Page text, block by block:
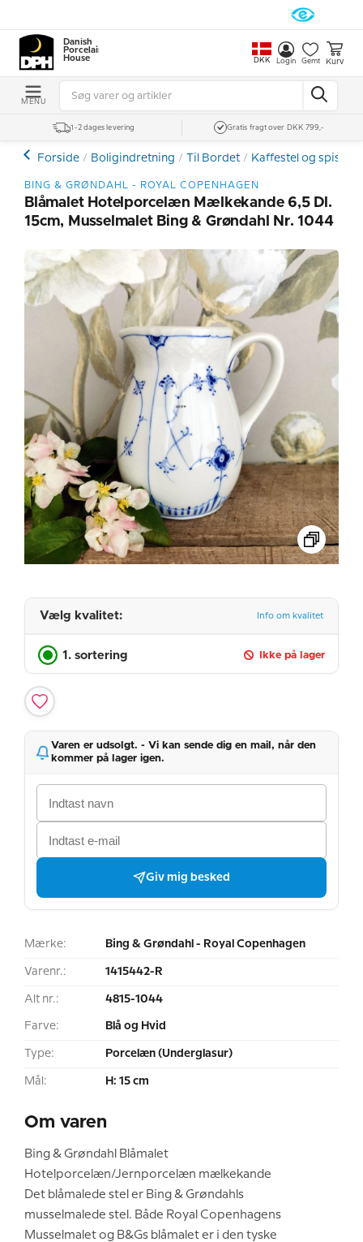
Danish
Porcelain
House
DKK Login Gemt Kurv
MENU
1-2 dages levering Gratis fragt over DKK 799,-
Forside Boligindretning Til Bordet Kaffestel og
BING & GRØNDAHL - ROYAL COPENHAGEN
Blåmalet Hotelporcelæn Mælkekande 6,5 Dl.
15cm, Musselmalet Bing & Grøndahl Nr. 1044
Vælg kvalitet: Info om kvalitet
1. sortering Ikke på lager
Varen er udsolgt. - Vi kan sende dig en mail, når den
kommer på lager igen.
Giv mig besked
Mærke: Bing & Grøndahl - Royal Copenhagen
Varenr.: 1415442-R
Alt nr.: 4815-1044
Farve: Blå og Hvid
Type: Porcelæn (Underglasur)
Mål: H: 15 cm
Om varen
Bing & Grøndahl Blåmalet
Hotelporcelæn/Jernporcelæn mælkekande
Det blåmalede stel er Bing & Grøndahls
musselmalede stel. Både Royal Copenhagens
Musselmalet og B&Gs blåmalet er i den tyske